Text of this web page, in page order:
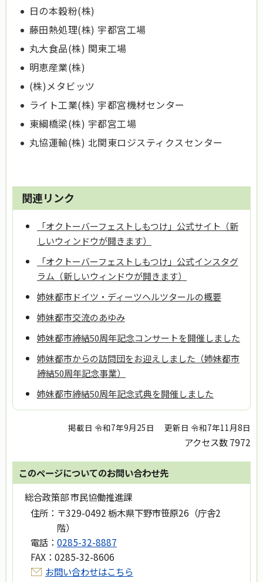
日の本穀粉(株)
藤田熱処理(株) 宇都宮工場
丸大食品(株) 関東工場
明恵産業(株)
(株)メタビッツ
ライト工業(株) 宇都宮機材センター
東綱橋梁(株) 宇都宮工場
丸協運輸(株) 北関東ロジスティクスセンター
関連リンク
「オクトーバーフェストしもつけ」公式サイト（新
しいウィンドウが開きます）
「オクトーバーフェストしもつけ」公式インスタグ
ラム（新しいウィンドウが開きます）
姉妹都市ドイツ・ディーツヘルツタールの概要
姉妹都市交流のあゆみ
姉妹都市締結50周年記念コンサートを開催しました
姉妹都市からの訪問団をお迎えしました（姉妹都市
締結50周年記念事業）
姉妹都市締結50周年記念式典を開催しました
掲載日 令和7年9月25日 更新日 令和7年11月8日
アクセス数7972
このページについてのお問い合わせ先
総合政策部 市民協働推進課
住所： 〒329-0492 栃木県下野市笹原26（庁舎2
階）
電話： 0285-32-8887
FAX： 0285-32-8606
お問い合わせはこちら